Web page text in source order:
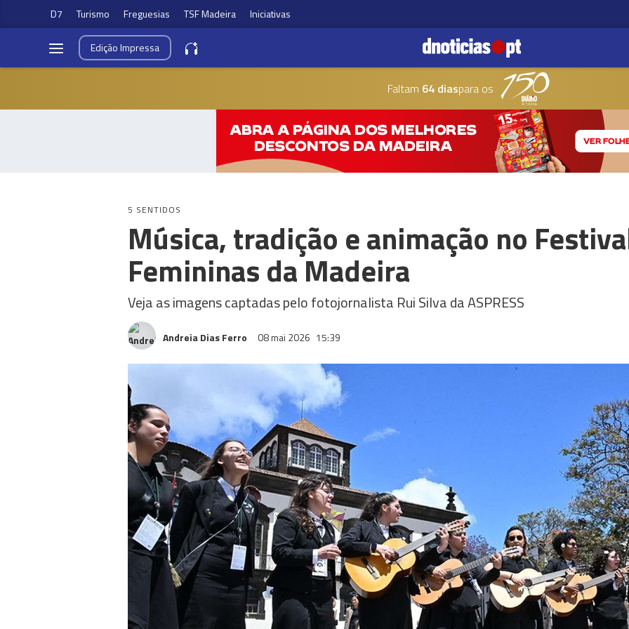
D7 Turismo Freguesias TSF Madeira Iniciativas
EdiçãoImpressa
Faltam 64 diaspara os
5 SENTIDOS
Música, tradição e animação no
Femininas da Madeira
Veja as imagens captadas pelo fotojornalista Rui Silva da ASPRESS
Andreia Dias Ferro 08 mai 2026 15:39